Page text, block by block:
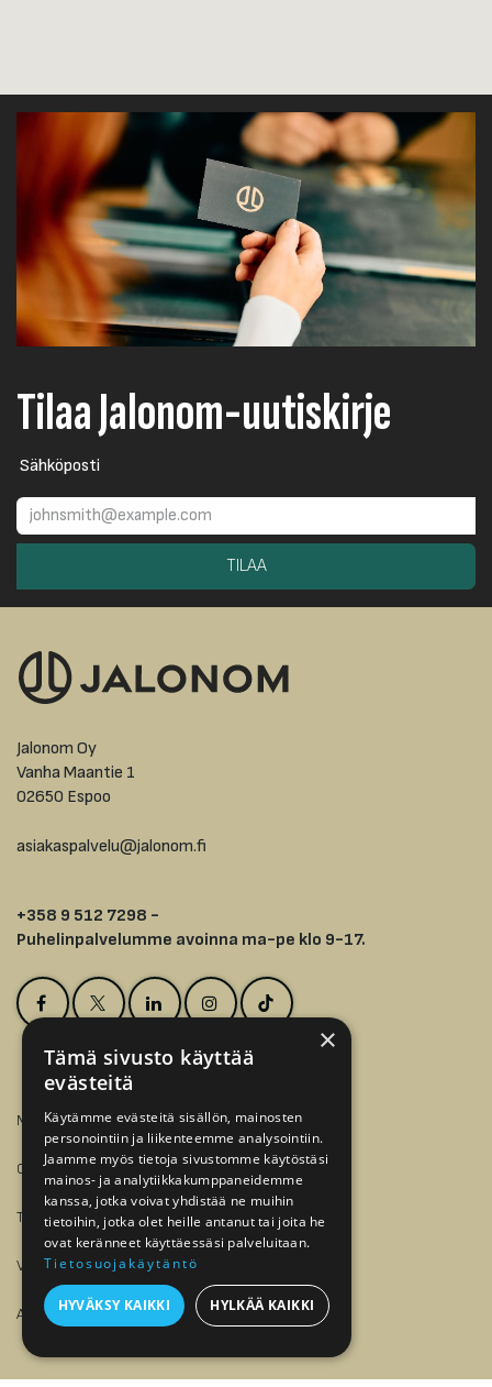
Tilaa Jalonom-uutiskirje
Sähköposti
TILAA
Jalonom Oy
Vanha Maantie 1
02650 Espoo
asiakaspalvelu@jalonom.fi
+358 9 512 7298 -
Puhelinpalvelumme avoinna ma-pe klo 9-17.
MYY
OSTA
TALLELOKEROT
VERKKOKAUPPA
ASIOINTIPISTEET
×
Tämä sivusto käyttää
evästeitä
Käytämme evästeitä sisällön, mainosten
personointiin ja liikenteemme analysointiin.
Jaamme myös tietoja sivustomme käytöstäsi
mainos- ja analytiikkakumppaneidemme
kanssa, jotka voivat yhdistää ne muihin
tietoihin, jotka olet heille antanut tai joita he
ovat keränneet käyttäessäsi palveluitaan.
Tietosuojakäytäntö
HYVÄKSY KAIKKI HYLKÄÄ KAIKKI